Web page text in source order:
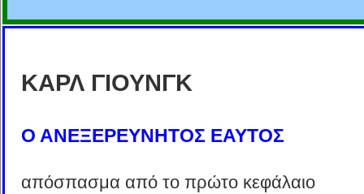
ΚΑΡΛ ΓΙΟΥΝΓΚ
Ο ΑΝΕΞΕΡΕΥΝΗΤΟΣ ΕΑΥΤΟΣ
απόσπασμα από το πρώτο κεφάλαιο